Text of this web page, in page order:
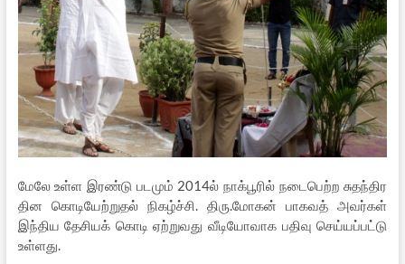
மேலே உள்ள இரண்டு படமும் 2014ல் நாக்பூரில் நடைபெற்ற சுதந்திர
தின கொடியேற்றுதல் நிகழ்ச்சி. திரு.மோகன் பாகவத் அவர்கள்
இந்திய தேசியக் கொடி ஏற்றுவது வீடியோவாக பதிவு செய்யப்பட்டு
உள்ளது.